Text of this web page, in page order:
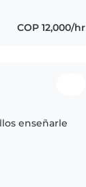
COP 12,000/hr
enseñarle